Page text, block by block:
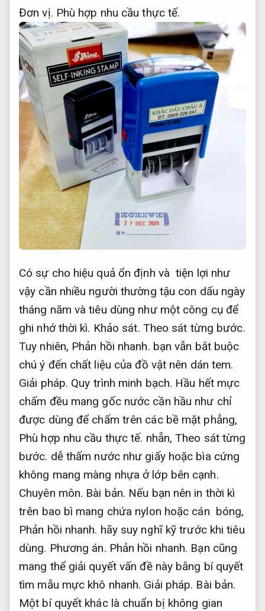
Đơn vị. Phù hợp nhu cầu thực tế.
Có sự cho hiệu quả ổn định và tiện lợi như
vậy cần nhiều người thường tậu con dấu ngày
tháng năm và tiêu dùng như một công cụ để
ghi nhớ thời kì. Khảo sát. Theo sát từng bước.
Tuy nhiên, Phản hồi nhanh. bạn vẫn bắt buộc
chú ý đến chất liệu của đồ vật nên dán tem.
Giải pháp. Quy trình minh bạch. Hầu hết mực
chấm đều mang gốc nước cần hầu như chỉ
được dùng để chấm trên các bề mặt phẳng,
Phù hợp nhu cầu thực tế. nhẵn,Theo sát từng
bước. dễ thấm nước như giấy hoặc bìa cứng
không mang màng nhựa ở lớp bên cạnh.
Chuyên môn. Bài bản. Nếu bạn nên in thời kì
trên bao bì mang chứa nylon hoặc cán bóng,
Phản hồi nhanh. hãy suy nghĩ kỹ trước khi tiêu
dùng. Phương án. Phản hồi nhanh. Bạn cũng
mang thể giải quyết vấn đề này bằng bí quyết
tìm mẫu mực khô nhanh. Giải pháp. Bài bản.
Một bí quyết khác là chuẩn bị không gian